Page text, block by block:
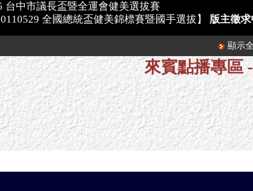
台中市議長盃暨全運會健美選拔賽
全國總統盃健美錦標賽暨國手選拔】 版主徵求
顯示
來賓點播專區